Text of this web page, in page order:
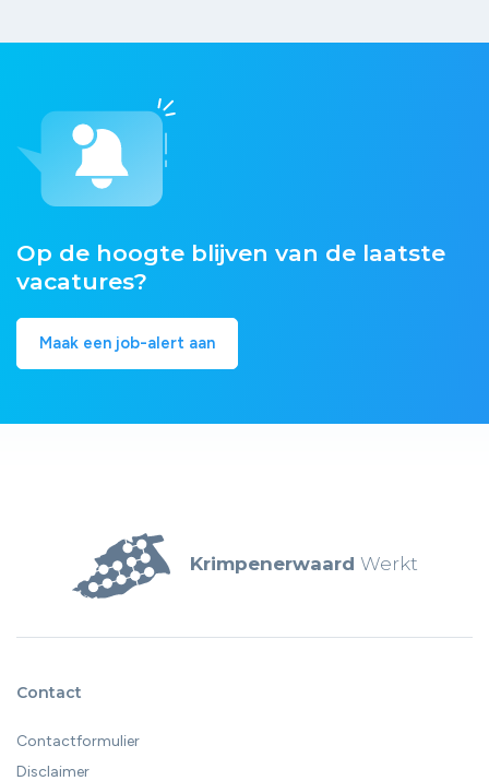
Op de hoogte blijven van de laatste
vacatures?
Maak een job-alert aan
Krimpenerwaard Werkt
Contact
Contactformulier
Disclaimer